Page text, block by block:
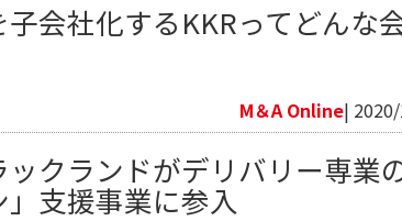
会社化するKKRってどんな
M＆A Online|
クランドがデリバリー専業
」支援事業に参入